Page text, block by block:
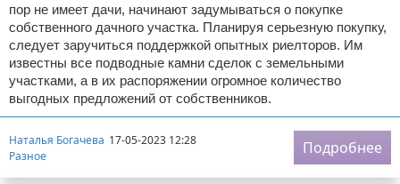
пор не имеет дачи, начинают задумываться о покупке
собственного дачного участка. Планируя серьезную покупку,
следует заручиться поддержкой опытных риелторов. Им
известны все подводные камни сделок с земельными
участками, а в их распоряжении огромное количество
выгодных предложений от собственников.
Наталья Богачева 17-05-2023 12:28
Разное
Подробнее